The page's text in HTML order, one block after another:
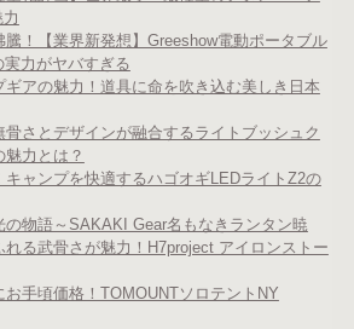
騰！【業界新発想】Greeshow電動ポータブル
力がヤバすぎる
ギアの魅力！道具に命を吹き込む美しき日本
さとデザインが融合するライトブッシュク
力とは？
キャンプを快適するハゴオギLEDライトZ2の
の物語～SAKAKI Gear名もなきランタン暁
れる武骨さが魅力！H7project アイロンストー
手頃価格！TOMOUNTソロテントNY